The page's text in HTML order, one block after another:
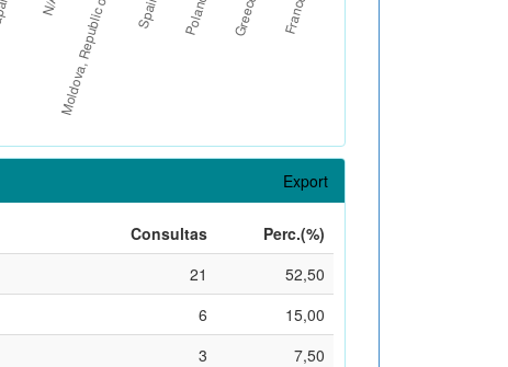
Export
Consultas
Perc.(%)
21
52,50
6
15,00
3
7,50